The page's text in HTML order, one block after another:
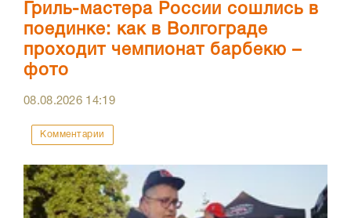
Гриль-мастера России сошлись в
поединке: как в Волгограде
проходит чемпионат барбекю –
фото
08.08.2026 14:19
Комментарии